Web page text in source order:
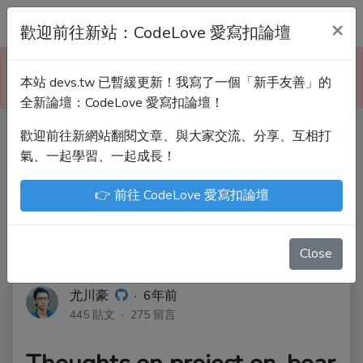
Devs.tw 寫程式討論區
請到新網站「CodeLove 愛寫扣論壇」！
Devs.tw 是讓工程師寫筆記、網誌的平台。歡迎
您隨手紀錄、寫作，方便日後搜尋！
尤川豪
Enoxs
chenjenping
尤川豪 · 6年前
445 貼文 · 275 留言
歡迎前往新站：CodeLove 愛寫扣論壇 ×
本站 devs.tw 已暫緩更新！我寫了一個「新手友善」的
全新論壇：CodeLove 愛寫扣論壇！
歡迎前往新網站翻閱文章、與大家交流、分享、互相打
氣、一起學習、一起成長！
👉 前往 CodeLove 愛寫扣論壇
Close